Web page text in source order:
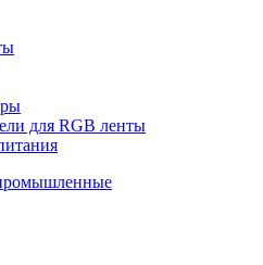
для RGB ленты